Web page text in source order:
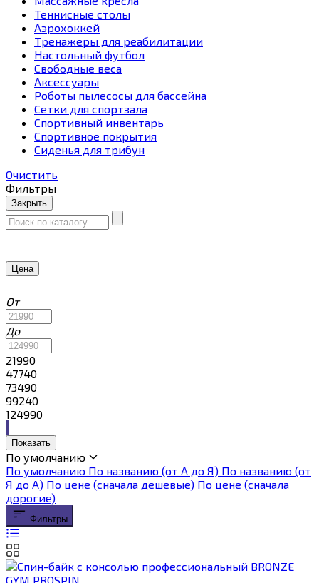
Теннисные столы
Аэрохоккей
Тренажеры для реабилитации
Настольный футбол
Свободные веса
Аксессуары
Роботы пылесосы для бассейна
Сетки для спортзала
Спортивный инвентарь
Спортивное покрытия
Сиденья для трибун
Очистить
Фильтры
Закрыть
Цена
От
До
21990
47740
73490
99240
124990
Показать
По умолчанию
По умолчанию По названию (от А до Я) По названию (от
Я до А) По цене (сначала дешевые) По цене (сначала
дорогие)
Фильтры